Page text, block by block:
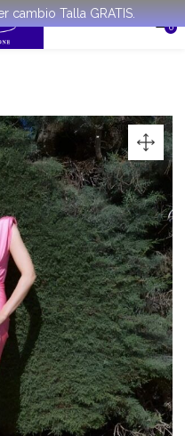
cambio Talla GRATIS.
0